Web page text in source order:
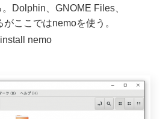
Dolphin、GNOME Files、
ここではnemoを使う。
nemo